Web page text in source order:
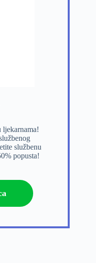
ljekarnama!
službenu
popusta!